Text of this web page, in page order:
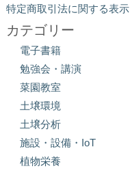
特定商取引法に関する表示
カテゴリー
電子書籍
勉強会・講演
菜園教室
土壌環境
土壌分析
施設・設備・IoT
植物栄養